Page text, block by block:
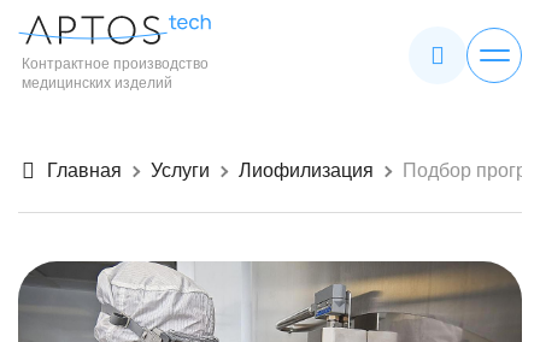
Контрактное производство
медицинских изделий
Главная Услуги Лиофилизация Подбор